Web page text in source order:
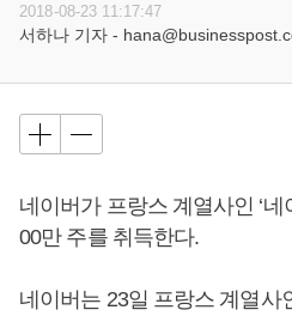
2018-08-23 11:17:47
서하나 기자 -
네이버가 프랑스 계열사인 ‘네
00만 주를 취득한다.
네이버는 23일 프랑스 계열사